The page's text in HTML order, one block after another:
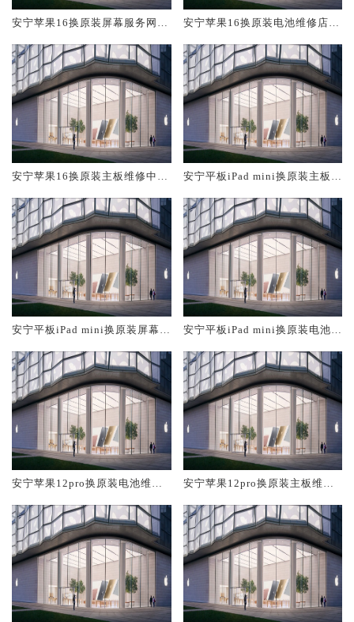
安宁苹果16换原装屏幕服务网点
安宁苹果16换原装电池维修店大
安宁苹果16换原装主板维修中心
安宁平板iPad mini换原装主板维
安宁平板iPad mini换原装屏幕服
安宁平板iPad mini换原装电池维
安宁苹果12pro换原装电池维修
安宁苹果12pro换原装主板维修